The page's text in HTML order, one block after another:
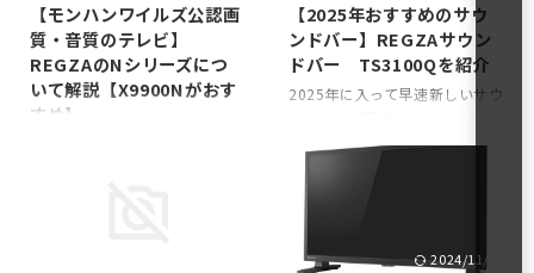
【モンハンワイルズ公認画
質・音質のテレビ】
REGZAのNシリーズにつ
いて解説【X9900Nがおす
すめ】
【2025年おすすめのサウ
ンドバー】REGZAサウン
ドバー TS3100Qを紹介
2025年に入って早速新しいサウ
REGZAのサウンドバー、
TS3100Q。 これはざっくりサ
ーが付属したモデルではあっ
んだけど、調べてみると色々特
2024/11/10